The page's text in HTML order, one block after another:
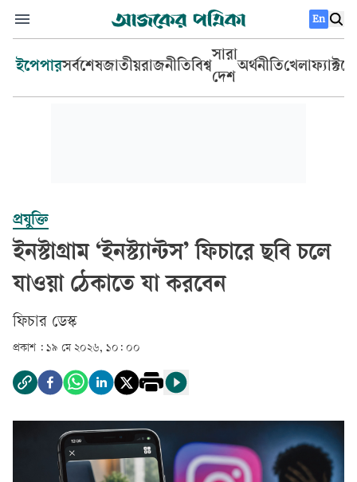
En
ইপেপারসর্বশেষজাতীয়রাজনীতিবিশ্ব
সারা
দেশ
অর্থনীতিখেলা
প্রযুক্তি
ইনস্টাগ্রাম ‘ইনস্ট্যান্টস’ ফিচারে ছবি চলে
যাওয়া ঠেকাতে যা করবেন
ফিচার ডেস্ক
প্রকাশ : ১৯ মে ২০২৬, ১০: ০০